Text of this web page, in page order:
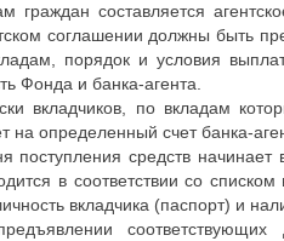
составляется
соглашении должны быть
порядок и условия
Фонда и банка-агента.
вкладчиков, по вкладам
определенный счет банка-
поступления средств
в соответствии со
вкладчика (паспорт) и